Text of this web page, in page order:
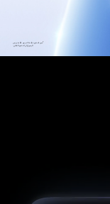
*صور المنتج مُقدمة كمرجع فقط، يرجى
الرجوع إلى المنتج الفعلي.